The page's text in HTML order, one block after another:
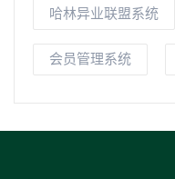
哈林异业联盟系统
会员管理系统